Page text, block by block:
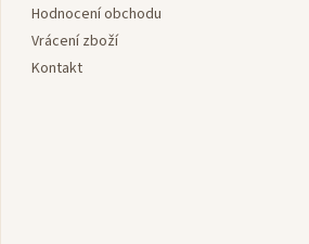
Hodnocení obchodu
Vrácení zboží
Kontakt